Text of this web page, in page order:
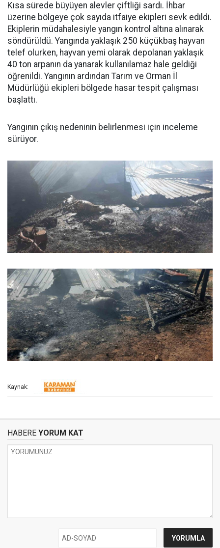
Kısa sürede büyüyen alevler çiftliği sardı. İhbar
üzerine bölgeye çok sayıda itfaiye ekipleri sevk edildi.
Ekiplerin müdahalesiyle yangın kontrol altına alınarak
söndürüldü. Yangında yaklaşık 250 küçükbaş hayvan
telef olurken, hayvan yemi olarak depolanan yaklaşık
40 ton arpanın da yanarak kullanılamaz hale geldiği
öğrenildi. Yangının ardından Tarım ve Orman İl
Müdürlüğü ekipleri bölgede hasar tespit çalışması
başlattı.
Yangının çıkış nedeninin belirlenmesi için inceleme
sürüyor.
Kaynak:
HABERE YORUM KAT